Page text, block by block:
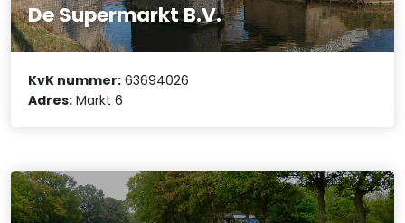
De Supermarkt B.V.
KvK nummer: 63694026
Adres: Markt 6